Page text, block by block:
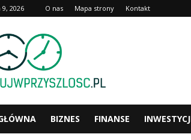
2026 O nas Mapa strony Kontakt
BIZNES FINANSE